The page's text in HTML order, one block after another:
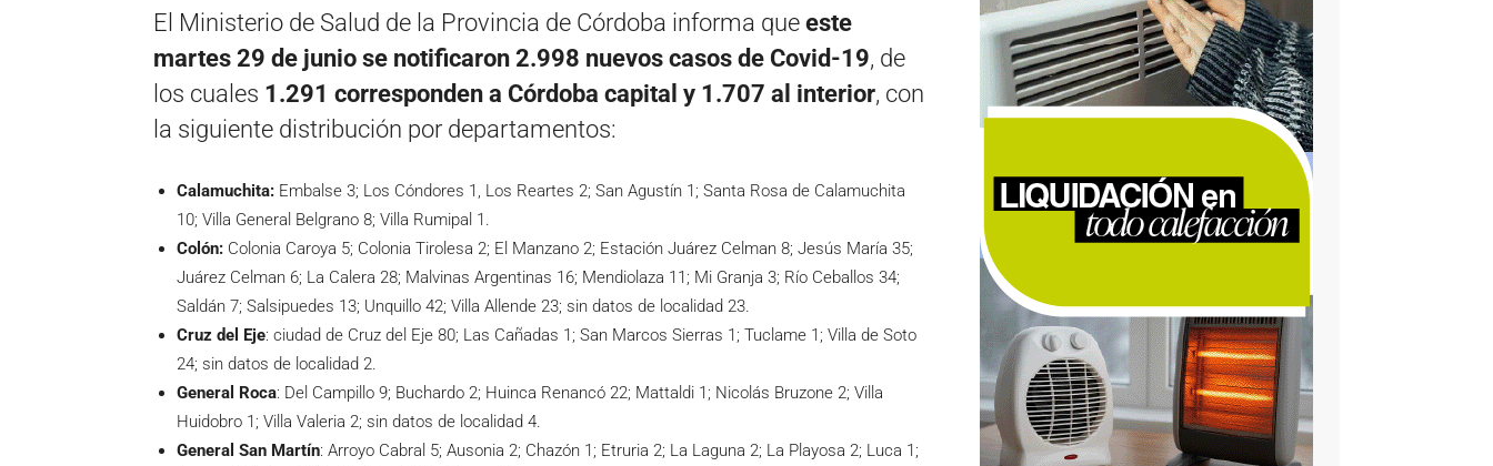
El Ministerio de Salud de la Provincia de Córdoba informa que este
martes 29 de junio se notificaron 2.998 nuevos casos de Covid-19, de
los cuales 1.291 corresponden a Córdoba capital y 1.707 al interior, con
la siguiente distribución por departamentos:
Calamuchita: Embalse 3; Los Cóndores 1, Los Reartes 2; San Agustín 1; Santa Rosa de Calamuchita
10; Villa General Belgrano 8; Villa Rumipal 1.
Colón: Colonia Caroya 5; Colonia Tirolesa 2; El Manzano 2; Estación Juárez Celman 8; Jesús María 35;
Juárez Celman 6; La Calera 28; Malvinas Argentinas 16; Mendiolaza 11; Mi Granja 3; Río Ceballos 34;
Saldán 7; Salsipuedes 13; Unquillo 42; Villa Allende 23; sin datos de localidad 23.
Cruz del Eje: ciudad de Cruz del Eje 80; Las Cañadas 1; San Marcos Sierras 1; Tuclame 1; Villa de Soto
24; sin datos de localidad 2.
General Roca: Del Campillo 9; Buchardo 2; Huinca Renancó 22; Mattaldi 1; Nicolás Bruzone 2; Villa
Huidobro 1; Villa Valeria 2; sin datos de localidad 4.
General San Martín: Arroyo Cabral 5; Ausonia 2; Chazón 1; Etruria 2; La Laguna 2; La Playosa 2; Luca 1;